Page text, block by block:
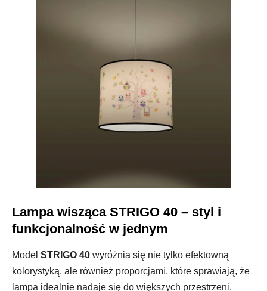
Lampa wisząca STRIGO 40 – styl i
funkcjonalność w jednym
Model STRIGO 40 wyróżnia się nie tylko efektowną
kolorystyką, ale również proporcjami, które sprawiają, że
lampa idealnie nadaje się do większych przestrzeni.